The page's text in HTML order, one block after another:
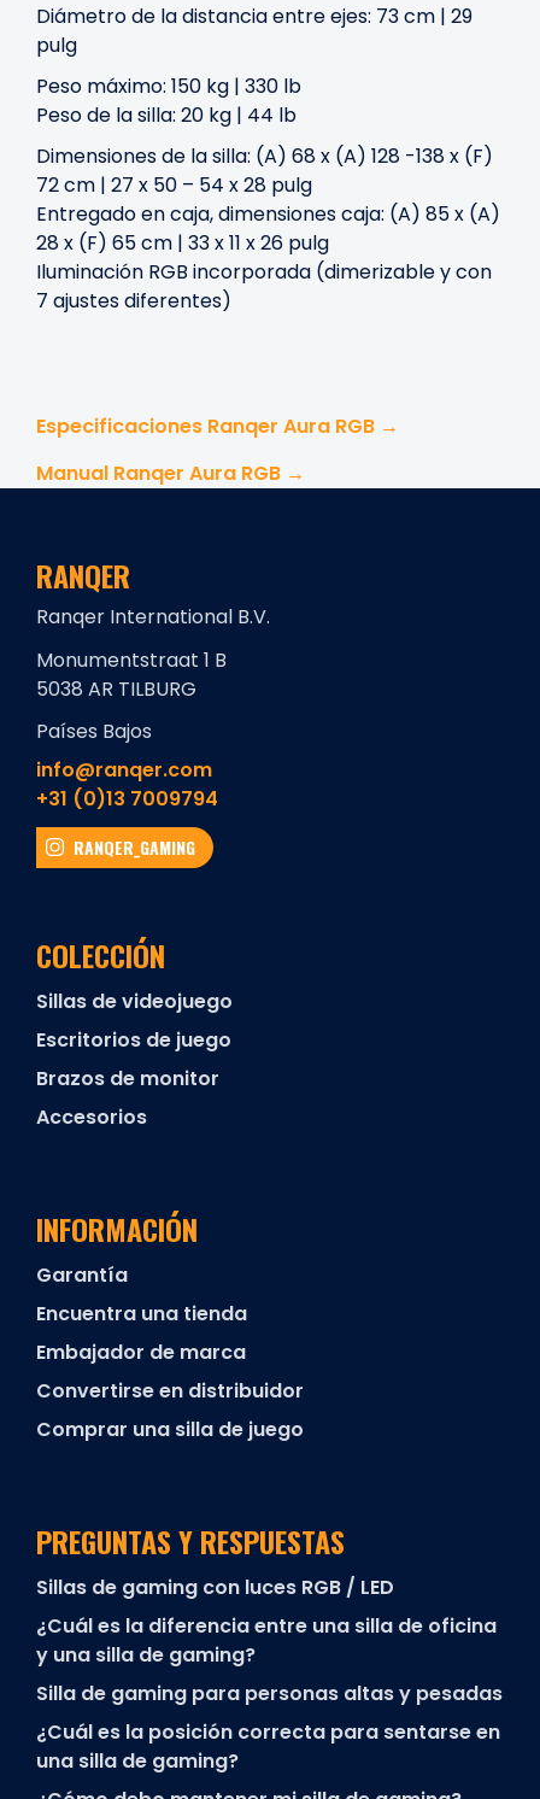
Diámetro de la distancia entre ejes: 73 cm | 29
pulg
Peso máximo: 150 kg | 330 lb
Peso de la silla: 20 kg | 44 lb
Dimensiones de la silla: (A) 68 x (A) 128 -138 x (F)
72 cm | 27 x 50 – 54 x 28 pulg
Entregado en caja, dimensiones caja: (A) 85 x (A)
28 x (F) 65 cm | 33 x 11 x 26 pulg
Iluminación RGB incorporada (dimerizable y con
7 ajustes diferentes)
Especificaciones Ranqer Aura RGB →
Manual Ranqer Aura RGB →
RANQER
Ranqer International B.V.
Monumentstraat 1 B
5038 AR TILBURG
Países Bajos
info@ranqer.com
+31 (0)13 7009794
RANQER_GAMING
COLECCIÓN
Sillas de videojuego
Escritorios de juego
Brazos de monitor
Accesorios
INFORMACIÓN
Garantía
Encuentra una tienda
Embajador de marca
Convertirse en distribuidor
Comprar una silla de juego
PREGUNTAS Y RESPUESTAS
Sillas de gaming con luces RGB / LED
¿Cuál es la diferencia entre una silla de oficina
y una silla de gaming?
Silla de gaming para personas altas y pesadas
¿Cuál es la posición correcta para sentarse en
una silla de gaming?